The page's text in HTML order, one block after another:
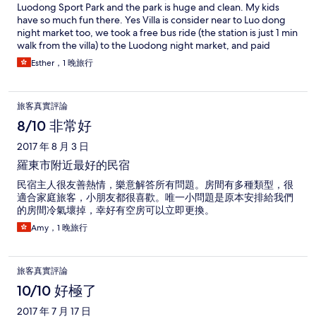
Luodong Sport Park and the park is huge and clean. My kids
have so much fun there. Yes Villa is consider near to Luo dong
night market too, we took a free bus ride (the station is just 1 min
walk from the villa) to the Luodong night market, and paid
NT140 from night market back to the villa. The breakfast served
is good and authentic. Generally, the room is clean and
Esther，1 晚旅行
旅客真實評論
8/10 非常好
2017 年 8 月 3 日
羅東市附近最好的民宿
民宿主人很友善熱情，樂意解答所有問題。房間有多種類型，很
適合家庭旅客，小朋友都很喜歡。唯一小問題是原本安排給我們
的房間冷氣壞掉，幸好有空房可以立即更換。
Amy，1 晚旅行
旅客真實評論
10/10 好極了
2017 年 7 月 17 日